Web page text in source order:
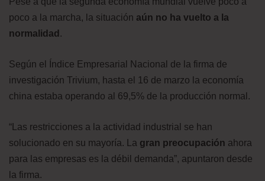
poco a la marcha, la situación aún no ha vuelto a la
normalidad .
Según el Índice Empresarial Nacional de la firma de
investigación Trivium, hasta el 16 de marzo la economía
china estaba operando al 69,5% de la producción normal.
“Las restricciones a la actividad industrial se han
solucionado en su mayoría. La gran preocupación ahora
para las empresas es la débil demanda”, apuntaron desde
la firma.